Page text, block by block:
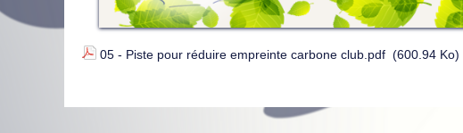
05 - Piste pour réduire empreinte carbone club.pdf (600.94 Ko)